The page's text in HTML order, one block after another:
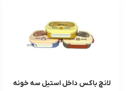
لانچ باکس داخل استیل سه خونه